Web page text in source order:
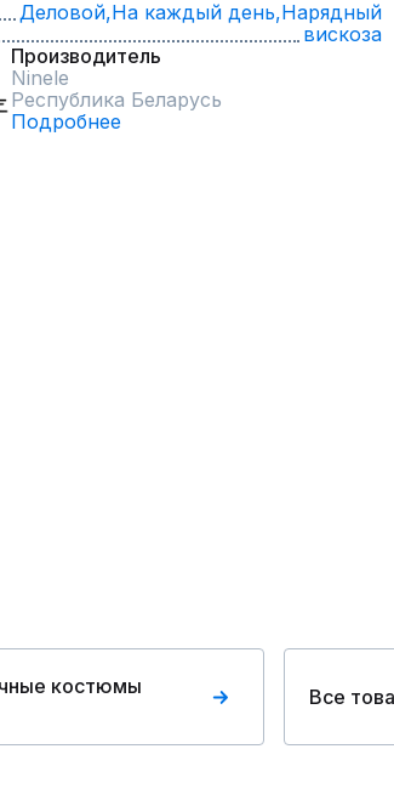
Деловой,На каждый день,Нарядный
вискоза
Производитель
Ninele
Республика Беларусь
Подробнее
костюмы
Все